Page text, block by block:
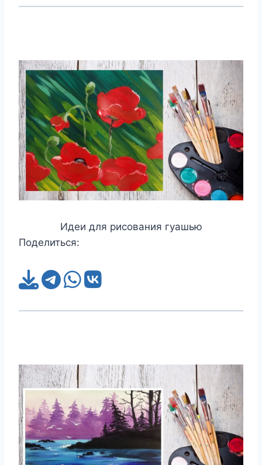
Идеи для рисования гуашью
Поделиться: